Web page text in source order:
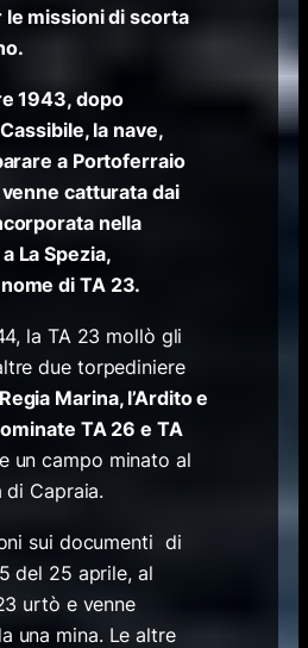
le missioni di scorta
1943, dopo
la nave,
a Portoferraio
venne catturata dai
nella
La Spezia,
di TA 23.
la TA 23 mollò gli
due torpediniere
Marina, l’Ardito e
TA 26 e TA
un campo minato al
di Capraia.
sui documenti di
del 25 aprile, al
urtò e venne
una mina. Le altre